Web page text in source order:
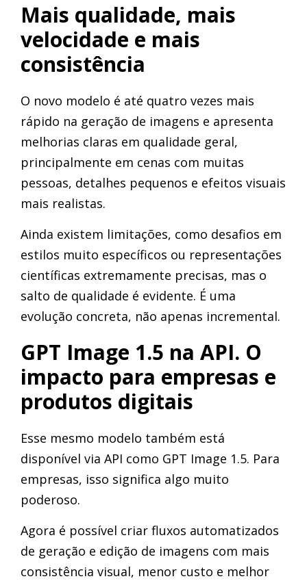
Mais qualidade, mais
velocidade e mais
consistência
O novo modelo é até quatro vezes mais
rápido na geração de imagens e apresenta
melhorias claras em qualidade geral,
principalmente em cenas com muitas
pessoas, detalhes pequenos e efeitos visuais
mais realistas.
Ainda existem limitações, como desafios em
estilos muito específicos ou representações
científicas extremamente precisas, mas o
salto de qualidade é evidente. É uma
evolução concreta, não apenas incremental.
GPT Image 1.5 na API. O
impacto para empresas e
produtos digitais
Esse mesmo modelo também está
disponível via API como GPT Image 1.5. Para
empresas, isso significa algo muito
poderoso.
Agora é possível criar fluxos automatizados
de geração e edição de imagens com mais
consistência visual, menor custo e melhor